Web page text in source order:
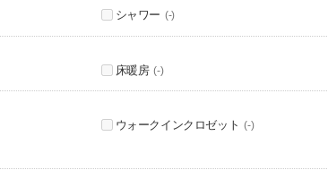
シャワー (-)
床暖房 (-)
ウォークインクロゼット (-)